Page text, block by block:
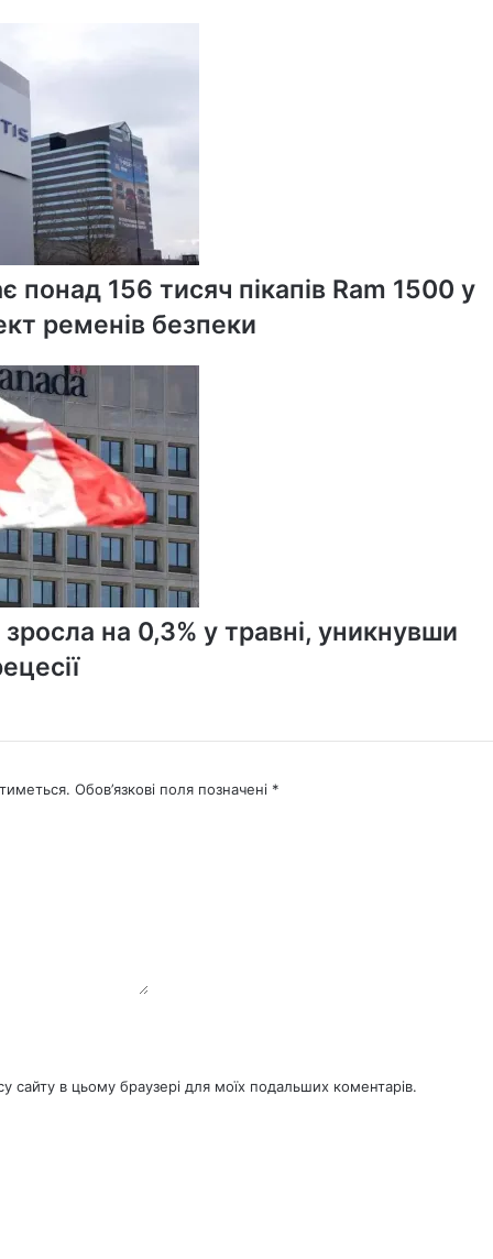
понад 156 тисяч пікапів Ram 1500 у
ременів безпеки
на 0,3% у травні, уникнувши
Обов’язкові поля позначені *
сайту в цьому браузері для моїх подальших коментарів.